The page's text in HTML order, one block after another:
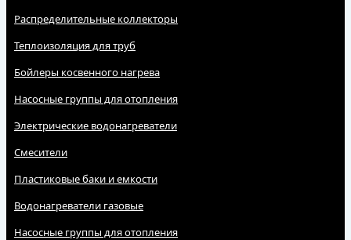
Распределительные коллекторы
Теплоизоляция для труб
Бойлеры косвенного нагрева
Насосные группы для отопления
Электрические водонагреватели
Смесители
Пластиковые баки и емкости
Водонагреватели газовые
Насосные группы для отопления